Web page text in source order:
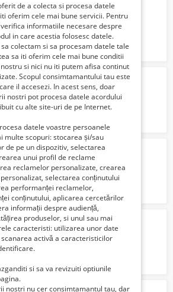
de cosmetice germania
Euro €
sortat ciuperci Germania
Euro €
de animale germania
Euro €
de cafea Germania
Euro €
de a colecta si procesa datele
oferim cele mai bune servicii. Pentru
informatiile necesare despre
in care acestia folosesc datele.
colectam si sa procesam datele tale
sa iti oferim cele mai bune conditii
si nici nu iti putem afisa continut
Scopul consimtamantului tau este
il accesezi. In acest sens, doar
nostri pot procesa datele acordului
cu alte site-uri de pe Internet.
datele voastre persoanele
multe scopuri: stocarea și/sau
de pe un dispozitiv, selectarea
unui profil de reclame
reclamelor personalizate, crearea
selectarea conținutului
performanței reclamelor,
conținutului, aplicarea cercetărilor
informații despre audiență,
produselor, si unul sau mai
caracteristi: utilizarea unor date
activă a caracteristicilor
si sa va revizuiti optiunile
nostri nu cer consimtamantul tau, dar